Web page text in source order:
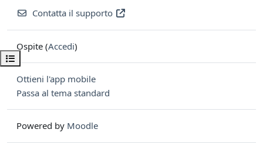
Apri indice del corso
Contatta il supporto
Ospite (Accedi)
Ottieni l'app mobile
Passa al tema standard
Powered by Moodle